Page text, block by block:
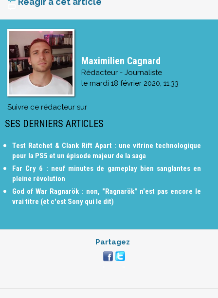
Maximilien Cagnard
Rédacteur - Journaliste
le mardi 18 février 2020, 11:33
Suivre ce rédacteur sur
SES DERNIERS ARTICLES
Test Ratchet & Clank Rift Apart : une vitrine technologique
pour la PS5 et un épisode majeur de la saga
Far Cry 6 : neuf minutes de gameplay bien sanglantes en
pleine révolution
God of War Ragnarök : non, "Ragnarök" n'est pas encore le
vrai titre (et c'est Sony qui le dit)
Partagez